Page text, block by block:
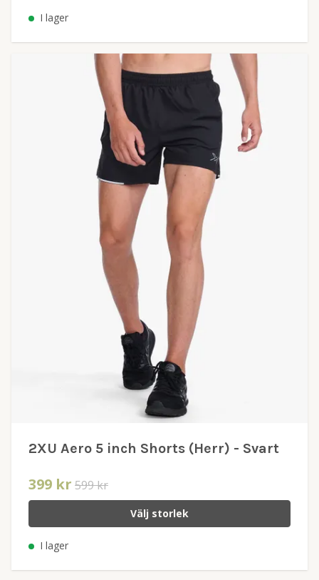
I lager
2XU Aero 5 inch Shorts (Herr) - Svart
399 kr 599 kr
Välj storlek
I lager